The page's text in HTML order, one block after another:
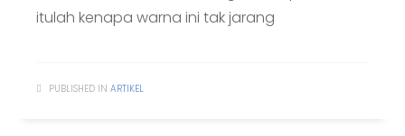
itulah kenapa warna ini tak jarang
PUBLISHED IN ARTIKEL